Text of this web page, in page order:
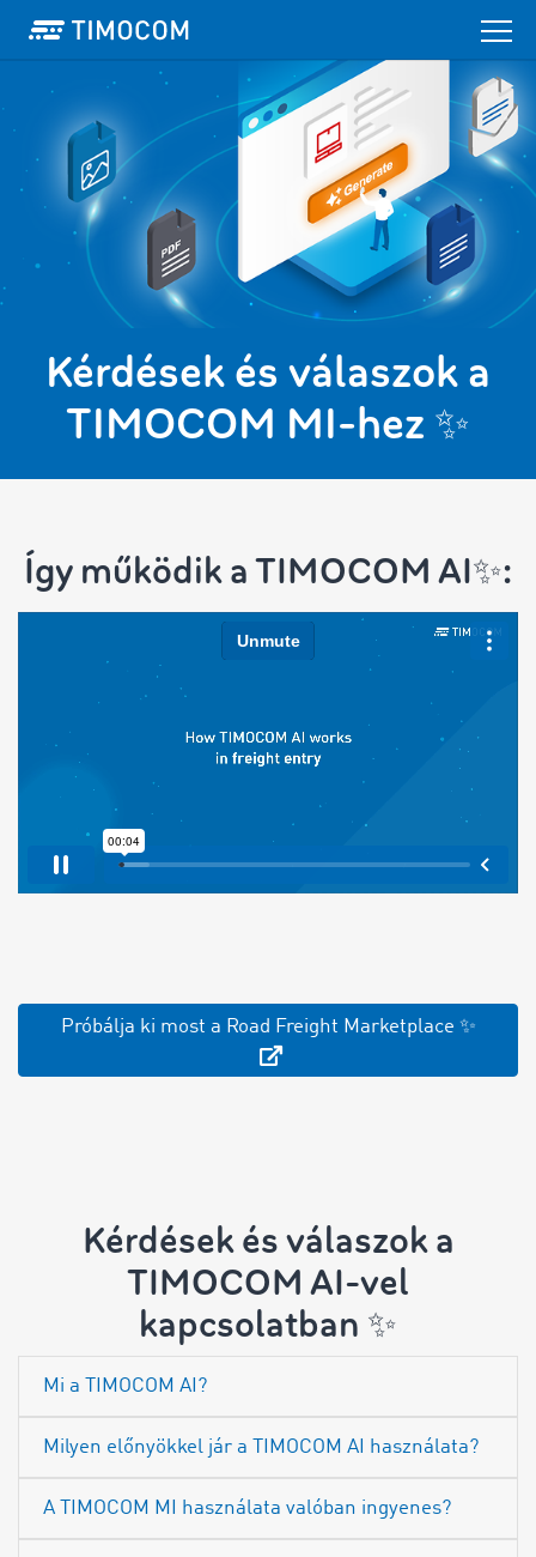
Kérdések és válaszok a
TIMOCOM MI-hez ✨
Így működik a TIMOCOM AI✨:
Próbálja ki most a Road Freight Marketplace ✨
Kérdések és válaszok a
TIMOCOM AI-vel
kapcsolatban ✨
Mi a TIMOCOM AI?
Milyen előnyökkel jár a TIMOCOM AI használata?
A TIMOCOM MI használata valóban ingyenes?